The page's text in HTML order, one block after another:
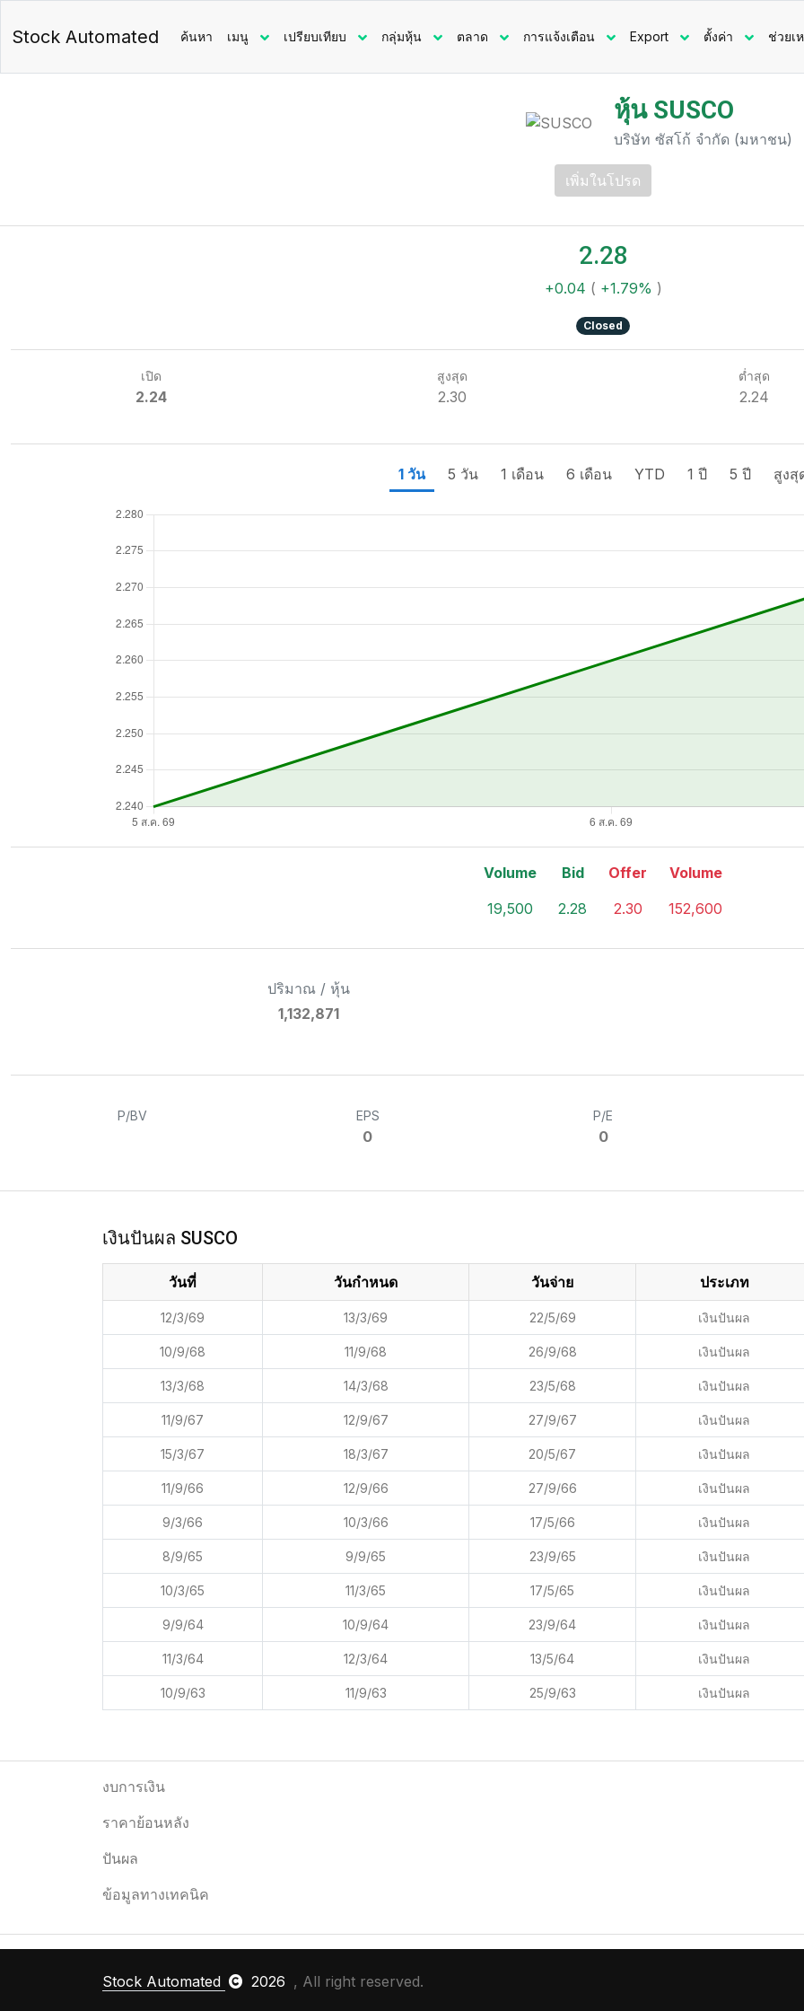
Stock Automated ค้นหา เมนู เปรียบเทียบ กลุ่มหุ้น ตลาด การแจ้งเตือน Export ตั้งค่า ช่วยเ
หุ้น SUSCO
บริษัท ซัสโก้ จำกัด (มหาชน)
เพิ่มในโปรด
2.28
+0.04 ( +1.79% )
Closed
เปิด
2.24
สูงสุด
2.30
ต่ำสุด
2.24
1 วัน 5 วัน 1 เดือน 6 เดือน YTD 1 ปี 5 ปี สูงสุ
Volume
19,500
Bid
2.28
Offer
2.30
Volume
152,600
ปริมาณ / หุ้น
1,132,871
P/BV EPS
0
P/E
0
เงินปันผล SUSCO
วันที่ วันกำหนด วันจ่าย ประเภท
12/3/69 13/3/69 22/5/69 เงินปันผล
10/9/68 11/9/68 26/9/68 เงินปันผล
13/3/68 14/3/68 23/5/68 เงินปันผล
11/9/67 12/9/67 27/9/67 เงินปันผล
15/3/67 18/3/67 20/5/67 เงินปันผล
11/9/66 12/9/66 27/9/66 เงินปันผล
9/3/66 10/3/66 17/5/66 เงินปันผล
8/9/65 9/9/65 23/9/65 เงินปันผล
10/3/65 11/3/65 17/5/65 เงินปันผล
9/9/64 10/9/64 23/9/64 เงินปันผล
11/3/64 12/3/64 13/5/64 เงินปันผล
10/9/63 11/9/63 25/9/63 เงินปันผล
งบการเงิน
ราคาย้อนหลัง
ปันผล
ข้อมูลทางเทคนิค
Stock Automated 2026 , All right reserved.